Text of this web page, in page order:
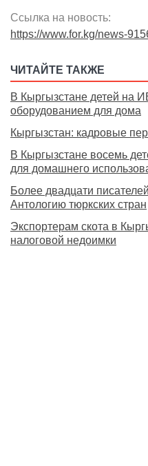
Ссылка на новость:
https://www.for.kg/news-
ЧИТАЙТЕ ТАКЖЕ
В Кыргызстане детей на
оборудованием для дома
Кыргызстан: кадровые
В Кыргызстане восемь
для домашнего
Более двадцати
Антологию тюркских стран
Экспортерам скота в
налоговой недоимки